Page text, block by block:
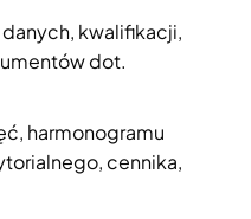
kwalifikacji,
dot.
harmonogramu
cennika,